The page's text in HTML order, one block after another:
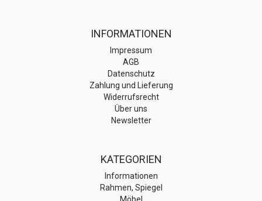
INFORMATIONEN
Impressum
AGB
Datenschutz
Zahlung und Lieferung
Widerrufsrecht
Über uns
Newsletter
KATEGORIEN
Informationen
Rahmen, Spiegel
Möbel